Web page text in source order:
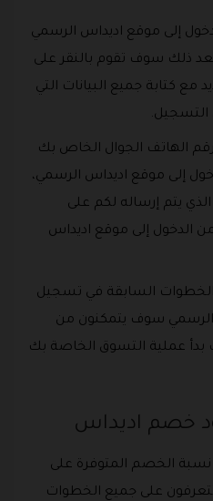
إلى موقع اديداس الرسمي
ذلك سوف تقوم بالنقر على
كتابة جميع البيانات التي
التسجيل.
الهاتف الجوال الخاص بك
إلى موقع اديداس الرسمي،
يتم إرساله لكم على
الدخول إلى موقع اديداس
الخطوات السابقة في تسجيل
الرسمي سوف يتمكنون من
بدأ عملية التسوق الخاصة بك
خصم اديداس
الخصم المتوفرة على
تتعرفون على جميع الخطوات